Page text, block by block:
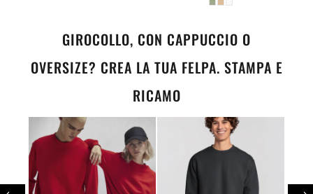
GIROCOLLO, CON CAPPUCCIO O
OVERSIZE? CREA LA TUA FELPA. STAMPA E
RICAMO